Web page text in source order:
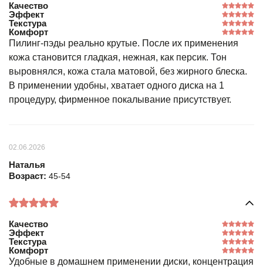
Качество
Эффект
Текстура
Комфорт
Пилинг-пэды реально крутые. После их применения
кожа становится гладкая, нежная, как персик. Тон
выровнялся, кожа стала матовой, без жирного блеска.
В применении удобны, хватает одного диска на 1
процедуру, фирменное покалывание присутствует.
02.06.2026
Наталья
Возраст: 45-54
Качество
Эффект
Текстура
Комфорт
Удобные в домашнем применении диски, концентрация